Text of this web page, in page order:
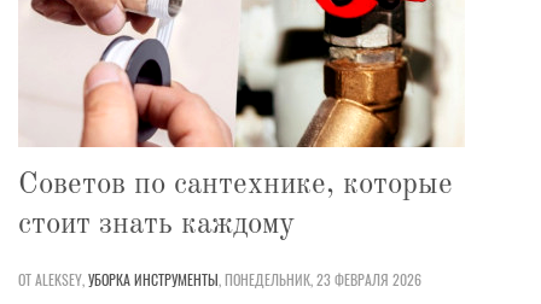
Советов по сантехнике, которые
стоит знать каждому
ОТ ALEKSEY,УБОРКАИНСТРУМЕНТЫ,ПОНЕДЕЛЬНИК, 23 ФЕВРАЛЯ 2026